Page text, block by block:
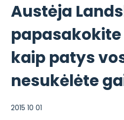
Austėja
kaip patys
nesukėlėte
2015 10 01